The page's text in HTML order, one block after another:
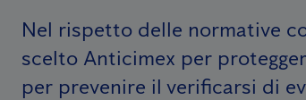
Nel rispetto delle normative
scelto Anticimex per
per prevenire il verificarsi di